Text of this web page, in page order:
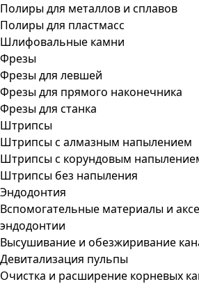
Полиры для металлов и сплавов
Полиры для пластмасс
Шлифовальные камни
Фрезы
Фрезы для левшей
Фрезы для прямого наконечника
Фрезы для станка
Штрипсы
Штрипсы c алмазным напылением
Штрипсы c корундовым
Штрипсы без напыления
Эндодонтия
Вспомогательные материалы и
эндодонтии
Высушивание и обезжиривание
Девитализация пульпы
Очистка и расширение корневых